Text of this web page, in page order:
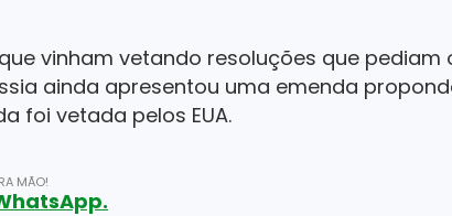
que vinham vetando resoluções que
ainda apresentou uma emenda
foi vetada pelos EUA.
MÃO!